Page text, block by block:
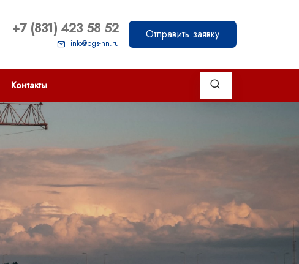
+7 (831) 423 58 52
info@pgs-nn.ru
Отправить заявку
Контакты